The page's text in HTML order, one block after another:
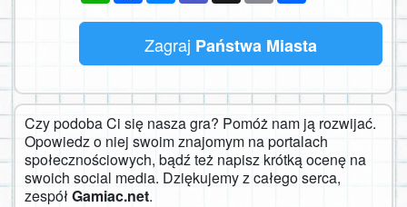
Zagraj Państwa Miasta
Czy podoba Ci się nasza gra? Pomóż nam ją rozwijać.
Opowiedz o niej swoim znajomym na portalach
społecznościowych, bądź też napisz krótką ocenę na
swoich social media. Dziękujemy z całego serca,
zespółGamiac.net.